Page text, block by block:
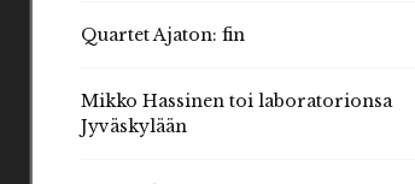
Quartet Ajaton: fin
Mikko Hassinen toi laboratorionsa
Jyväskylään